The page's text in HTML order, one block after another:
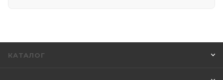
КАТАЛОГ